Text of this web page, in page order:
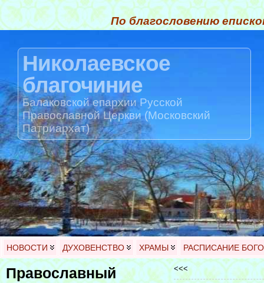
По благословению
Николаевское
благочиние
Балаковской епархии Русской
Православной Церкви (Московский
Патриархат)
НОВОСТИ ДУХОВЕНСТВО ХРАМЫ РАСПИСАНИЕ
Православный
<<<